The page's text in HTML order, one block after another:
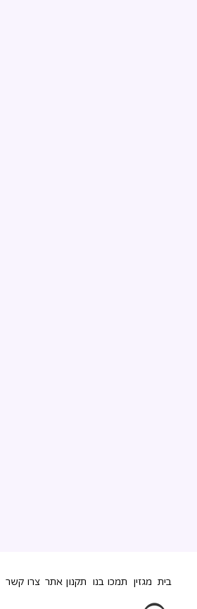
בית מגזין תמכו בנו תקנון אתר צרו קשר